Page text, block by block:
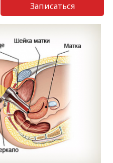
Записаться